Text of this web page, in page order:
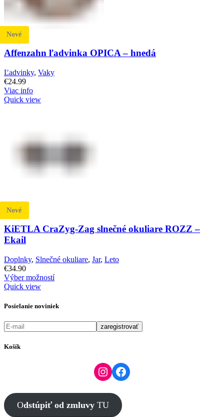
Nové
Affenzahn ľadvinka OPICA – hnedá
Ľadvinky, Vaky
€24.99
Viac info
Quick view
Nové
KiETLA CraZyg-Zag slnečné okuliare ROZZ –
Ekail
Doplnky, Slnečné okuliare, Jar, Leto
€34.90
Výber možností
Quick view
Posielanie noviniek
Košík
Instagram
Facebook
Odstúpiť od zmluvy TU